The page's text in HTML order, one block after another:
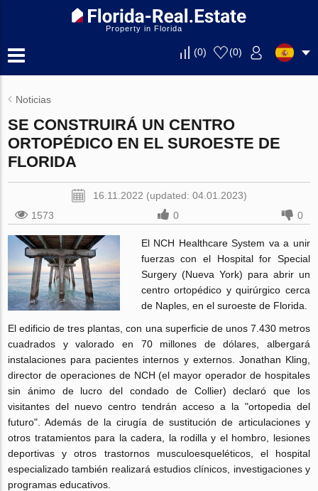
Property in Florida
(0) (0)
Noticias
SE CONSTRUIRÁ UN CENTRO
ORTOPÉDICO EN EL SUROESTE DE
FLORIDA
16.11.2022 (updated: 04.01.2023)
1573
0 0
El NCH Healthcare System va a unir
fuerzas con el Hospital for Special
Surgery (Nueva York) para abrir un
centro ortopédico y quirúrgico cerca
de Naples, en el suroeste de Florida.
El edificio de tres plantas, con una superficie de unos 7.430 metros
cuadrados y valorado en 70 millones de dólares, albergará
instalaciones para pacientes internos y externos. Jonathan Kling,
director de operaciones de NCH (el mayor operador de hospitales
sin ánimo de lucro del condado de Collier) declaró que los
visitantes del nuevo centro tendrán acceso a la "ortopedia del
futuro". Además de la cirugía de sustitución de articulaciones y
otros tratamientos para la cadera, la rodilla y el hombro, lesiones
deportivas y otros trastornos musculoesqueléticos, el hospital
especializado también realizará estudios clínicos, investigaciones y
programas educativos.